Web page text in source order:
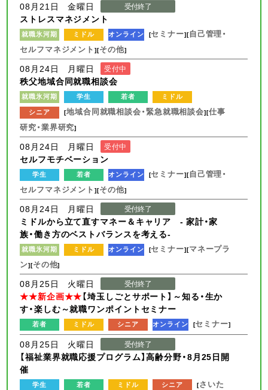
08月21日 金曜日 受付終了
ストレスマネジメント
就職氷河期 ミドル オンライン [セミナー][自己管理・
セルフマネジメント][その他]
08月24日 月曜日 受付中
秩父地域合同就職相談会
就職氷河期 学生 若者
ミドル
シニア
[地域合同就職相談会・緊急就職相談会][仕事
研究・業界研究]
08月24日 月曜日 受付中
セルフモチベーション
学生 若者 オンライン [セミナー][自己管理・
セルフマネジメント][その他]
08月24日 月曜日 受付終了
ミドルから立て直すマネー＆キャリア - 家計・家
族・働き方のベストバランスを考える-
就職氷河期 ミドル オンライン [セミナー][マネープラ
ン][その他]
08月25日 火曜日 受付終了
★★新企画★★【埼玉しごとサポート】～知る・生か
す・楽しむ～就職ワンポイントセミナー
若者 ミドル シニア オンライン [セミナー]
08月25日 火曜日 受付終了
【福祉業界就職応援プログラム】高齢分野・8月25日開
催
学生 若者 ミドル シニア [さいた